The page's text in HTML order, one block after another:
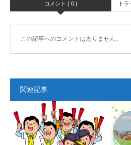
コメント ( 0 ) ト
この記事へのコメントはありません。
関連記事